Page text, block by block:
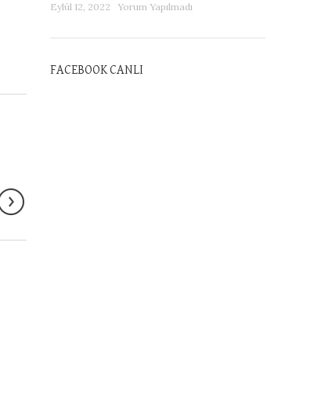
Eylül 12, 2022 Yorum Yapılmadı
FACEBOOK CANLI